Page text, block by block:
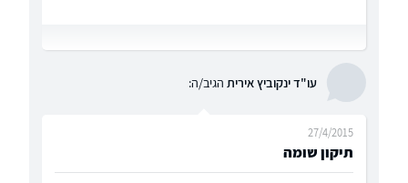
עו"ד ינקוביץ אירית הגיב/ה:
תיקון שומה
27/4/2015